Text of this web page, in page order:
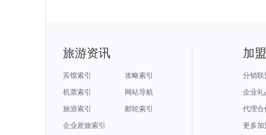
旅游资讯
宾馆索引
攻略索引
机票索引
网站导航
旅游索引
邮轮索引
企业差旅索引
加
分销联
企业礼
代理合
更多加